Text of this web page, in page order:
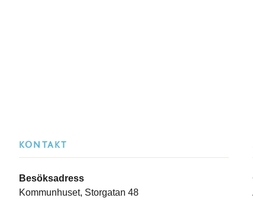
KONTAKT
Besöksadress
Kommunhuset, Storgatan 48